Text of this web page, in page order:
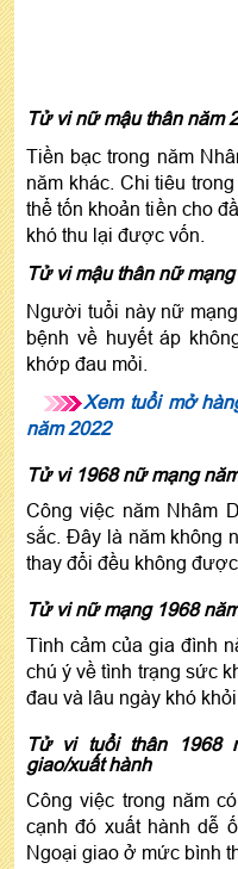
Tử vi nữ mậu thân năm
Tiền bạc trong năm
năm khác. Chi tiêu
thể tốn khoản tiền cho
khó thu lại được vốn.
Tử vi mậu thân nữ
Người tuổi này nữ
bệnh về huyết áp
khớp đau mỏi.
Xem tuổi mở
năm 2022
Tử vi 1968 nữ mạng
Công việc năm Nhâm
sắc. Đây là năm không
thay đổi đều không
Tử vi nữ mạng 1968
Tình cảm của gia đình
chú ý về tình trạng sức
đau và lâu ngày khó khỏi.
Tử vi tuổi thân 1968
giao/xuất hành
Công việc trong năm
cạnh đó xuất hành dễ
Ngoại giao ở mức bình